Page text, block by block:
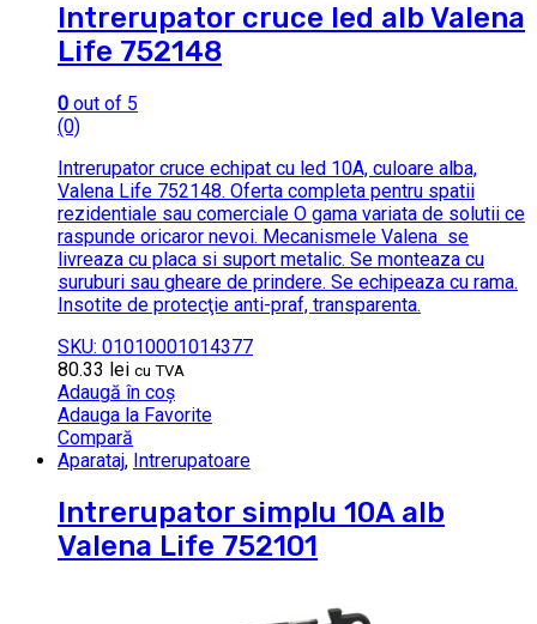
Intrerupator cruce led alb Valena
Life 752148
0 out of 5
(0)
Intrerupator cruce echipat cu led 10A, culoare alba,
Valena Life 752148. Oferta completa pentru spatii
rezidentiale sau comerciale O gama variata de solutii ce
raspunde oricaror nevoi. Mecanismele Valena se
livreaza cu placa si suport metalic. Se monteaza cu
suruburi sau gheare de prindere. Se echipeaza cu rama.
Insotite de protecţie anti-praf, transparenta.
SKU: 01010001014377
80.33 lei cu TVA
Adaugă în coș
Adauga la Favorite
Compară
Aparataj, Intrerupatoare
Intrerupator simplu 10A alb
Valena Life 752101